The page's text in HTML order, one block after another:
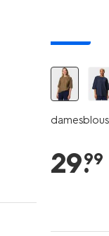
29.
99